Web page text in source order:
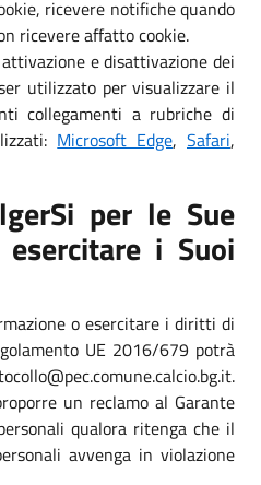
ricevere notifiche quando
ricevere affatto cookie.
e disattivazione dei
utilizzato per visualizzare il
collegamenti a rubriche di
Microsoft Edge,Safari,
per le Sue
i Suoi
o esercitare i diritti di
UE 2016/679 potrà
un reclamo al Garante
qualora ritenga che il
avvenga in violazione